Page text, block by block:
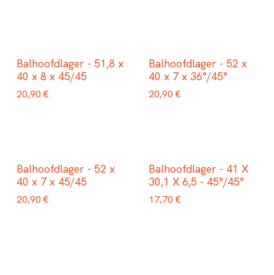
Balhoofdlager - 51,8 x
40 x 8 x 45/45
20,90 €
Balhoofdlager - 52 x
40 x 7 x 36°/45°
20,90 €
Balhoofdlager - 52 x
40 x 7 x 45/45
20,90 €
Balhoofdlager - 41 X
30,1 X 6,5 - 45°/45°
17,70 €